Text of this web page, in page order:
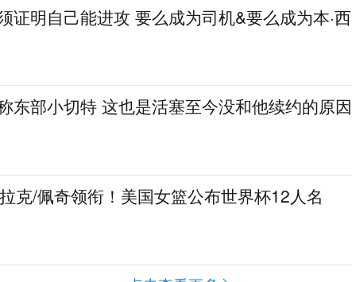
证明自己能进攻 要么成为司机&要么成为本·西
东部小切特 这也是活塞至今没和他续约的原因
克/佩奇领衔！美国女篮公布世界杯12人名